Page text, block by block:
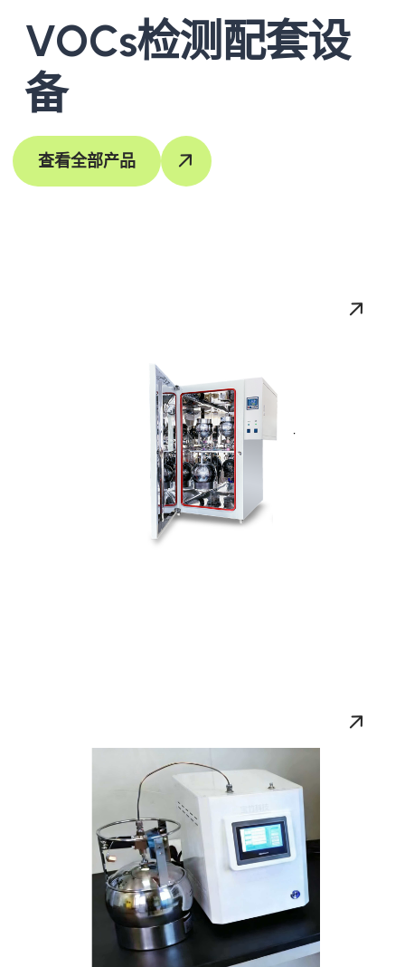
VOCs检测配套设
备
查看全部产品